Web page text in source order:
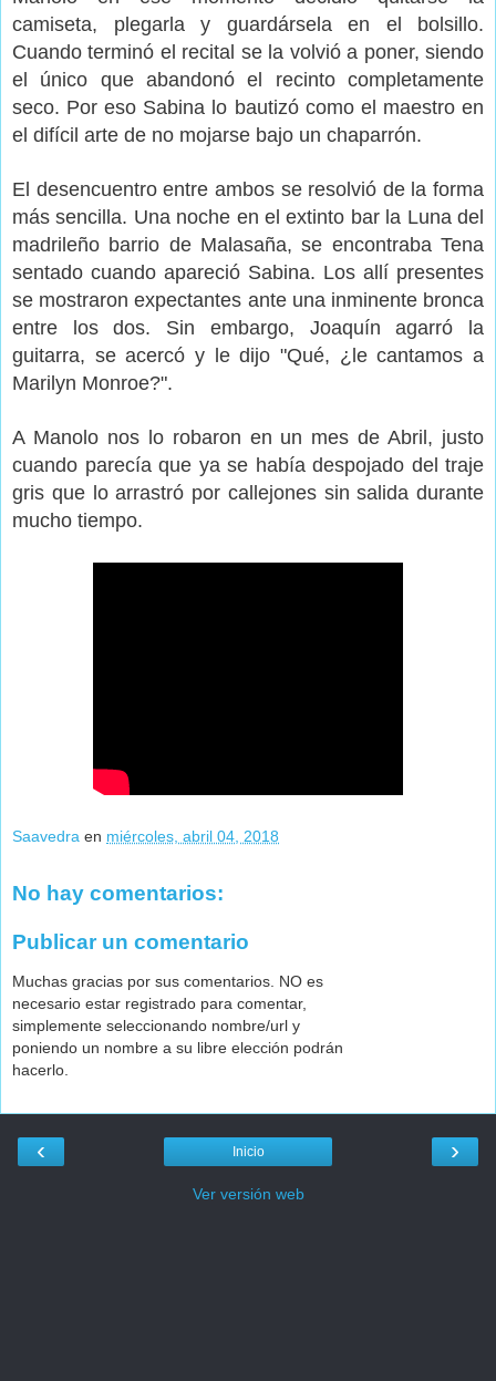
camiseta, plegarla y guardársela en el bolsillo.
Cuando terminó el recital se la volvió a poner, siendo
el único que abandonó el recinto completamente
seco. Por eso Sabina lo bautizó como el maestro en
el difícil arte de no mojarse bajo un chaparrón.
El desencuentro entre ambos se resolvió de la forma
más sencilla. Una noche en el extinto bar la Luna del
madrileño barrio de Malasaña, se encontraba Tena
sentado cuando apareció Sabina. Los allí presentes
se mostraron expectantes ante una inminente bronca
entre los dos. Sin embargo, Joaquín agarró la
guitarra, se acercó y le dijo "Qué, ¿le cantamos a
Marilyn Monroe?".
A Manolo nos lo robaron en un mes de Abril, justo
cuando parecía que ya se había despojado del traje
gris que lo arrastró por callejones sin salida durante
mucho tiempo.
Saavedra en miércoles, abril 04, 2018
No hay comentarios:
Publicar un comentario
Muchas gracias por sus comentarios. NO es
necesario estar registrado para comentar,
simplemente seleccionando nombre/url y
poniendo un nombre a su libre elección podrán
hacerlo.
‹ ›
Inicio
Ver versión web